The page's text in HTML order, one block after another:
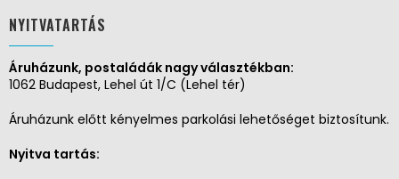
NYITVATARTÁS
Áruházunk, postaládák nagy választékban:
1062 Budapest, Lehel út 1/C (Lehel tér)
Áruházunk előtt kényelmes parkolási lehetőséget biztosítunk.
Nyitva tartás: